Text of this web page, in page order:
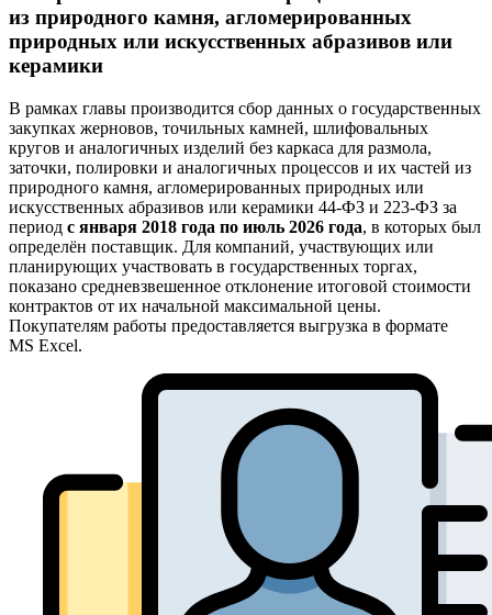
из природного камня, агломерированных
природных или искусственных абразивов или
керамики
В рамках главы производится сбор данных о государственных
закупках жерновов, точильных камней, шлифовальных
кругов и аналогичных изделий без каркаса для размола,
заточки, полировки и аналогичных процессов и их частей из
природного камня, агломерированных природных или
искусственных абразивов или керамики 44-ФЗ и 223-ФЗ за
период с января 2018 года по июль 2026 года, в которых был
определён поставщик. Для компаний, участвующих или
планирующих участвовать в государственных торгах,
показано средневзвешенное отклонение итоговой стоимости
контрактов от их начальной максимальной цены.
Покупателям работы предоставляется выгрузка в формате
MS Excel.